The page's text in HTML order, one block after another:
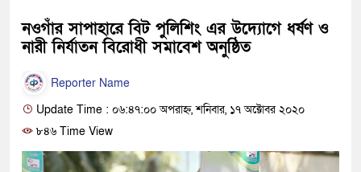
নওগাঁর সাপাহারে বিট পুলিশিং এর উদ্যোগে ধর্ষণ ও
নারী নির্যাতন বিরোধী সমা‌বেশ অনুষ্ঠিত
Reporter Name
Update Time : ০৬:৪৭:০০ অপরাহ্ন, শনিবার, ১৭ অক্টোবর ২০২০
৮৪৬ Time View